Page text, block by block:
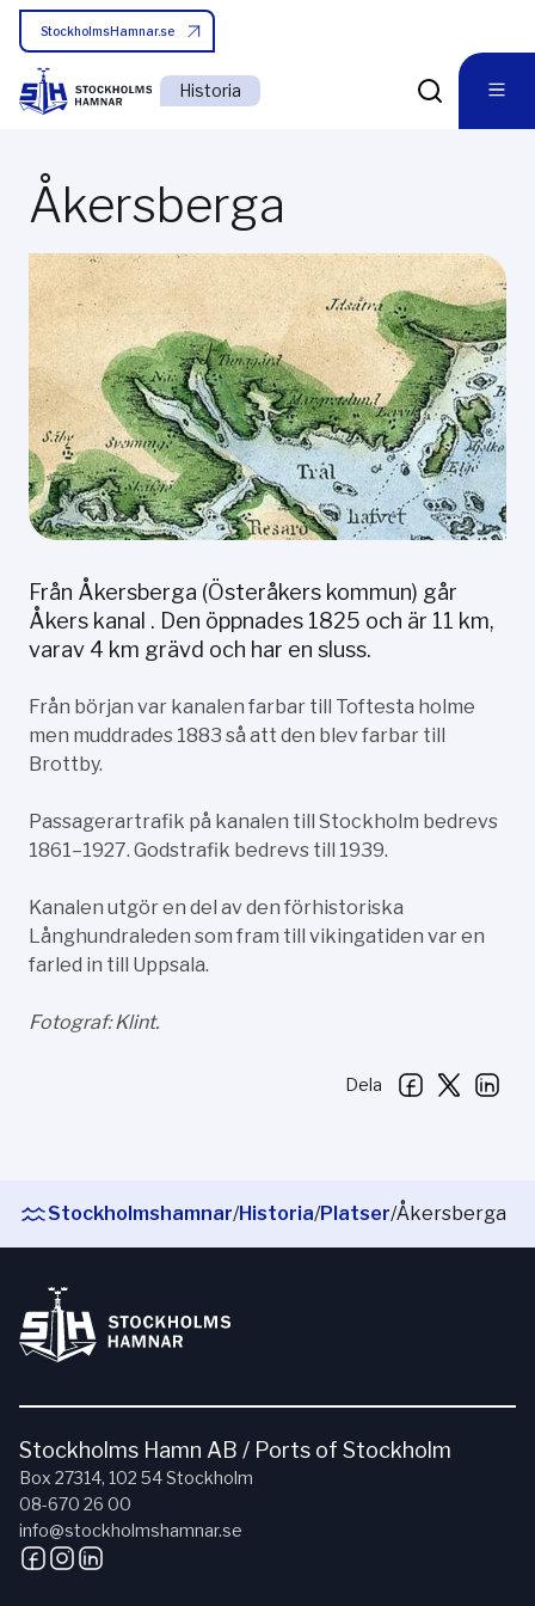
StockholmsHamnar.se
Historia
Åkersberga
Från Åkersberga (Österåkers kommun) går
Åkers kanal . Den öppnades 1825 och är 11 km,
varav 4 km grävd och har en sluss.
Från början var kanalen farbar till Toftesta holme
men muddrades 1883 så att den blev farbar till
Brottby.
Passagerartrafik på kanalen till Stockholm bedrevs
1861–1927. Godstrafik bedrevs till 1939.
Kanalen utgör en del av den förhistoriska
Långhundraleden som fram till vikingatiden var en
farled in till Uppsala.
Fotograf: Klint.
Dela
Stockholmshamnar/Historia/Platser/Åkersberga
Stockholms Hamn AB / Ports of Stockholm
Box 27314, 102 54 Stockholm
08-670 26 00
info@stockholmshamnar.se